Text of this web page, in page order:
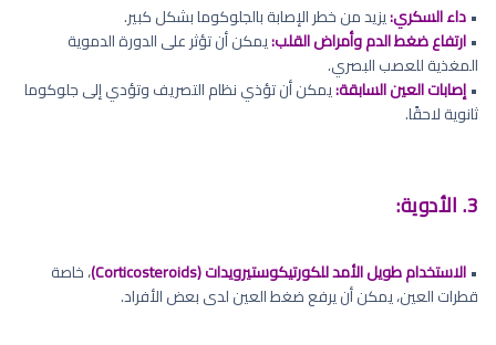
•داء السكري:يزيد من خطر الإصابة بالجلوكوما بشكل كبير.
•ارتفاع ضغط الدم وأمراض القلب:يمكن أن تؤثر على الدورة الدموية
المغذية للعصب البصري.
•إصابات العين السابقة:يمكن أن تؤذي نظام التصريف وتؤدي إلى جلوكوما
ثانوية لاحقًا.
3. الأدوية:
•الاستخدام طويل الأمد للكورتيكوستيرويدات (Corticosteroids)
، خاصة
قطرات العين، يمكن أن يرفع ضغط العين لدى بعض الأفراد.